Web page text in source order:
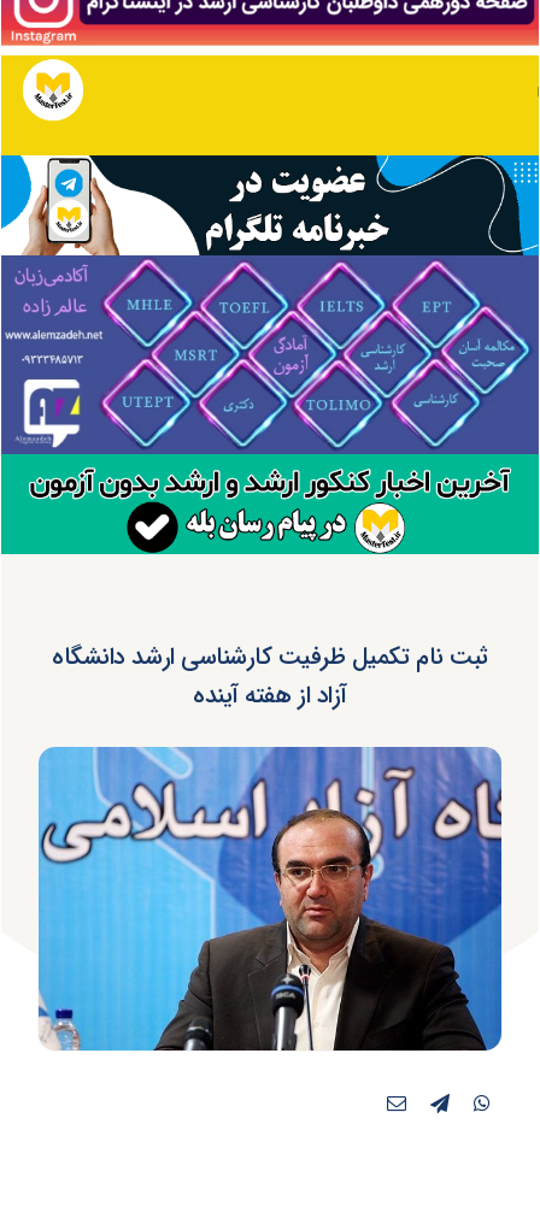
ثبت نام تکمیل ظرفیت کارشناسی ارشد دانشگاه
آزاد از هفته آینده